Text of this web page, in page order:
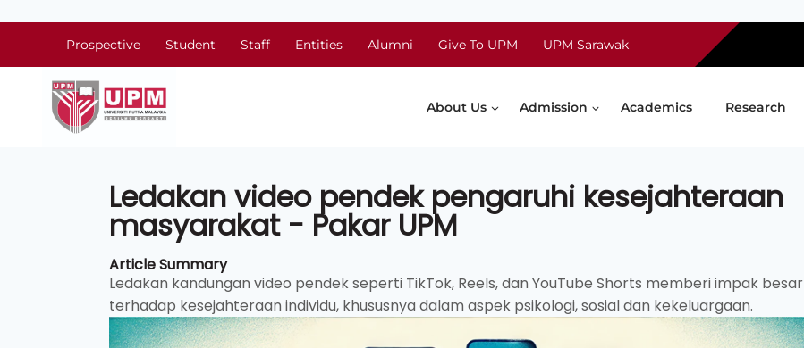
Prospective Student Staff Entities Alumni Give To UPM UPM Sarawak
About Us Admission Academics Research
Ledakan video pendek pengaruhi kesejahteraan
masyarakat - Pakar UPM
Article Summary
Ledakan kandungan video pendek seperti TikTok, Reels, dan YouTube Shorts memberi impak besar
terhadap kesejahteraan individu, khususnya dalam aspek psikologi, sosial dan kekeluargaan.